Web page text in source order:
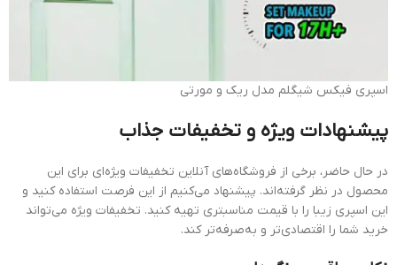
اسپری فیکس شیگلم مدل ریک و مورتی
پیشنهادات ویژه و تخفیفات جذاب
در حال حاضر، برخی از فروشگاه‌های آنلاین تخفیفات ویژه‌ای برای این
محصول در نظر گرفته‌اند. پیشنهاد می‌کنیم از این فرصت استفاده کنید و
این اسپری زیبا را با قیمت مناسبتری تهیه کنید. تخفیفات ویژه می‌تواند
خرید شما را اقتصادی‌تر و به‌صرفه‌تر کند.